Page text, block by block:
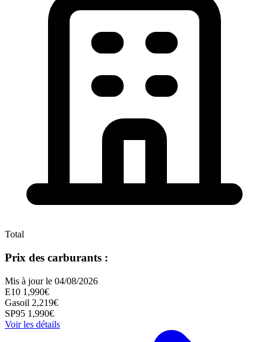
Total
Prix des carburants :
Mis à jour le 04/08/2026
E10 1,990€
Gasoil 2,219€
SP95 1,990€
Voir les détails